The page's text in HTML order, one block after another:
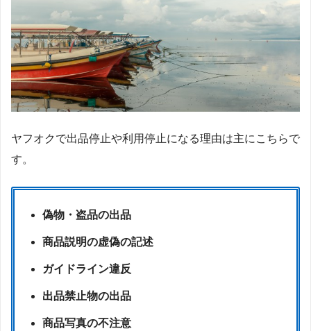
ヤフオクで出品停止や利用停止になる理由は主にこちらで
す。
偽物・盗品の出品
商品説明の虚偽の記述
ガイドライン違反
出品禁止物の出品
商品写真の不注意